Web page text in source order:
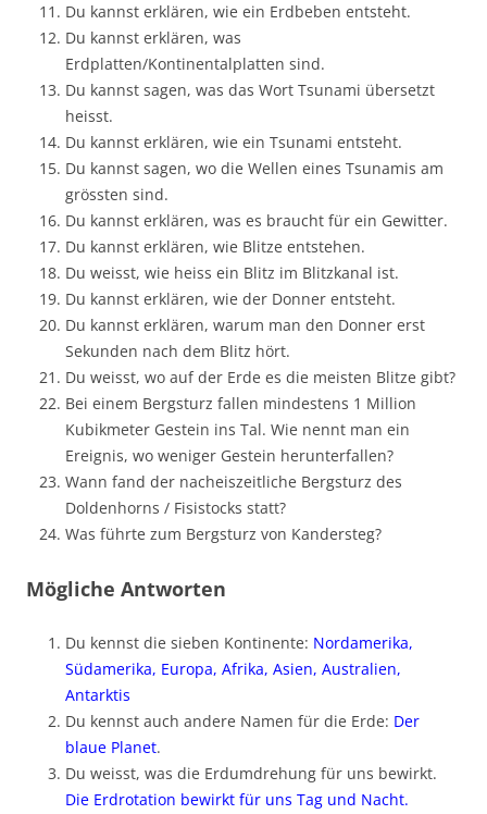
Du kannst erklären, wie ein Erdbeben entsteht.
Du kannst erklären, was
Erdplatten/Kontinentalplatten sind.
Du kannst sagen, was das Wort Tsunami übersetzt
heisst.
Du kannst erklären, wie ein Tsunami entsteht.
Du kannst sagen, wo die Wellen eines Tsunamis am
grössten sind.
Du kannst erklären, was es braucht für ein Gewitter.
Du kannst erklären, wie Blitze entstehen.
Du weisst, wie heiss ein Blitz im Blitzkanal ist.
Du kannst erklären, wie der Donner entsteht.
Du kannst erklären, warum man den Donner erst
Sekunden nach dem Blitz hört.
Du weisst, wo auf der Erde es die meisten Blitze gibt?
Bei einem Bergsturz fallen mindestens 1 Million
Kubikmeter Gestein ins Tal. Wie nennt man ein
Ereignis, wo weniger Gestein herunterfallen?
Wann fand der nacheiszeitliche Bergsturz des
Doldenhorns / Fisistocks statt?
Was führte zum Bergsturz von Kandersteg?
Mögliche Antworten
Du kennst die sieben Kontinente: Nordamerika,
Südamerika, Europa, Afrika, Asien, Australien,
Antarktis
Du kennst auch andere Namen für die Erde: Der
blaue Planet.
Du weisst, was die Erdumdrehung für uns bewirkt.
Die Erdrotation bewirkt für uns Tag und Nacht.